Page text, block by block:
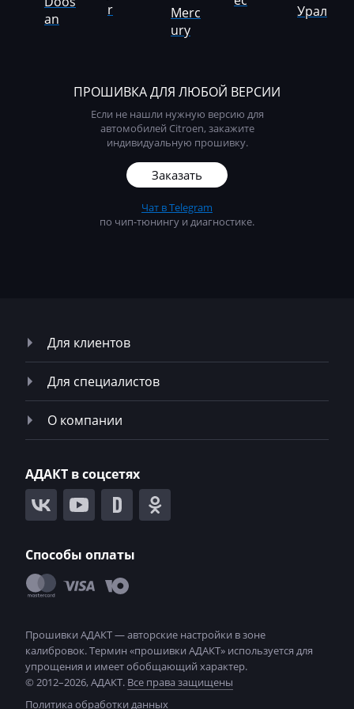
LDV
Luxgen
Mack
Magni
Mahindra
MAN
Maserati
MasseyFerguson
Mazda
McCloskey
an
r
Merc
ury
Урал
ПРОШИВКА ДЛЯ ЛЮБОЙ ВЕРСИИ
Если не нашли нужную версию для
автомобилей Citroen, закажите
индивидуальную прошивку.
Заказать
Чат в Telegram
по чип-тюнингу и диагностике.
Для клиентов
Для специалистов
О компании
АДАКТ в соцсетях
Способы оплаты
© 2012–2026, АДАКТ. Все права защищены
Политика обработки данных